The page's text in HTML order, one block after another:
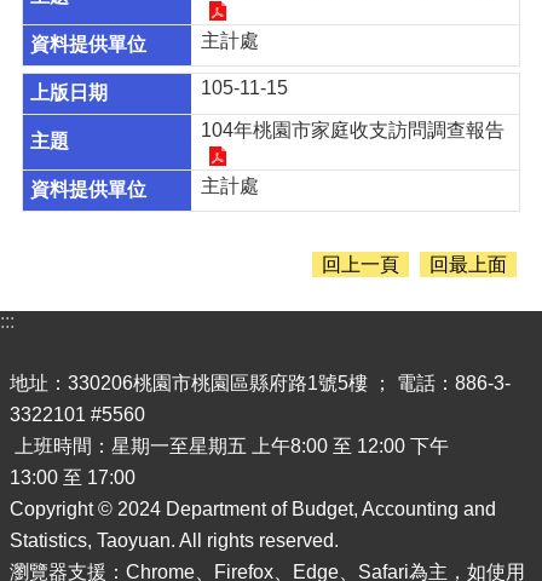
站
回
首
頁
網
站
常
答
市
政
信
箱
主計處
105-11-15
104年桃園市家庭收支訪問調查報告
主計處
回上一頁 回最上面
:::
地址：330206桃園市桃園區縣府路1號5樓 ； 電話：886-3-
3322101 #5560
上班時間：星期一至星期五 上午8:00 至 12:00 下午
13:00 至 17:00
Copyright © 2024 Department of Budget, Accounting and
Statistics, Taoyuan. All rights reserved.
瀏覽器支援：Chrome、Firefox、Edge、Safari為主，如使用